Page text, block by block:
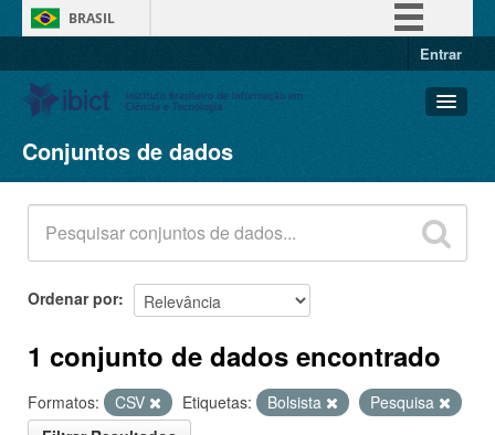
BRASIL
Entrar
Conjuntos de dados
Organizações
Grupos
Sobre
Conjuntos de dados
Ordenar por
1 conjunto de dados encontrado
Formatos: CSV Etiquetas: Bolsista
Pesquisa